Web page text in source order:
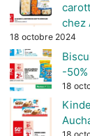
chez
18 octobre 2024
-
18